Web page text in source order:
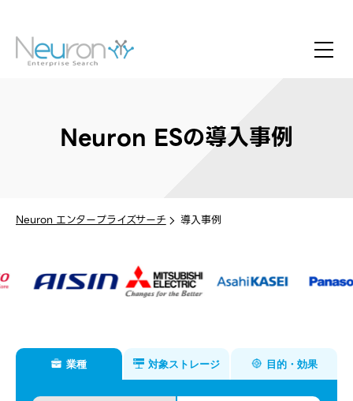
Neuron ESの導入事例
Neuron エンタープライズサーチ 導入事例
業種 対象ストレージ 目的・効果